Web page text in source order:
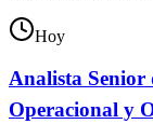
Hoy
Analista Senior
Operacional y